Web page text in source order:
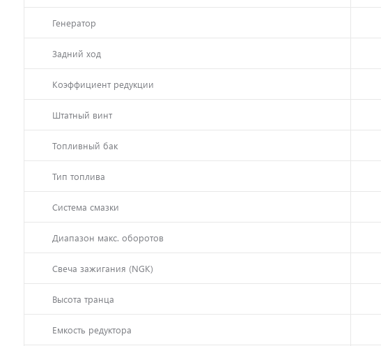
Генератор
Задний ход
Коэффициент редукции
Штатный винт
Топливный бак
Тип топлива
Система смазки
Диапазон макс. оборотов
Свеча зажигания (NGK)
Высота транца
Емкость редуктора